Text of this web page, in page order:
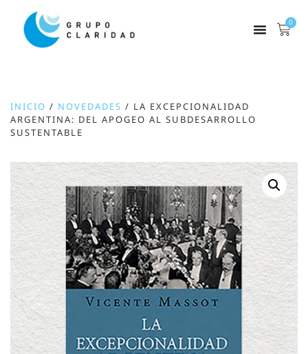
0
INICIO / NOVEDADES / LA EXCEPCIONALIDAD
ARGENTINA: DEL APOGEO AL SUBDESARROLLO
SUSTENTABLE